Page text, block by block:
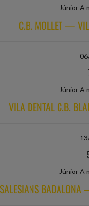
Júnior A
C.B. MOLLET —
Júnior A
VILA DENTAL C.B.
Júnior A
SALESIANS